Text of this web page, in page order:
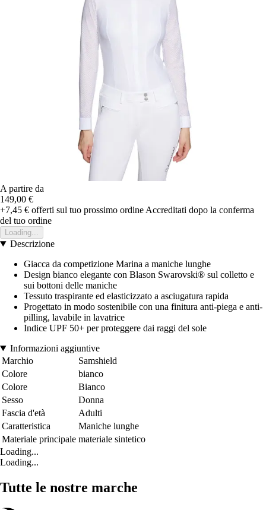
A partire da
149,00 €
+7,45 € offerti sul tuo prossimo ordine Accreditati dopo la conferma
del tuo ordine
Loading...
Descrizione
Giacca da competizione Marina a maniche lunghe
Design bianco elegante con Blason Swarovski® sul colletto e
sui bottoni delle maniche
Tessuto traspirante ed elasticizzato a asciugatura rapida
Progettato in modo sostenibile con una finitura anti-piega e anti-
pilling, lavabile in lavatrice
Indice UPF 50+ per proteggere dai raggi del sole
Informazioni aggiuntive
Marchio
Samshield
Colore
bianco
Colore
Bianco
Sesso
Donna
Fascia d'età
Adulti
Caratteristica
Maniche lunghe
Materiale principale materiale sintetico
Loading...
Loading...
Tutte le nostre marche